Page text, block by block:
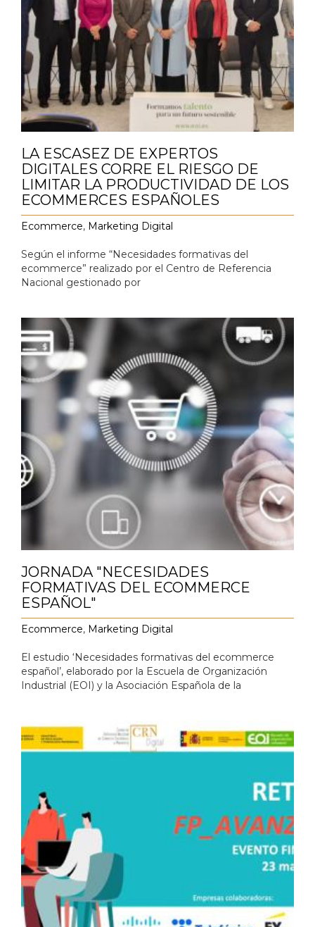
LA ESCASEZ DE EXPERTOS
DIGITALES CORRE EL RIESGO DE
LIMITAR LA PRODUCTIVIDAD DE LOS
ECOMMERCES ESPAÑOLES
Ecommerce, Marketing Digital
Según el informe “Necesidades formativas del
ecommerce” realizado por el Centro de Referencia
Nacional gestionado por
JORNADA "NECESIDADES
FORMATIVAS DEL ECOMMERCE
ESPAÑOL"
Ecommerce, Marketing Digital
El estudio ‘Necesidades formativas del ecommerce
español’, elaborado por la Escuela de Organización
Industrial (EOI) y la Asociación Española de la